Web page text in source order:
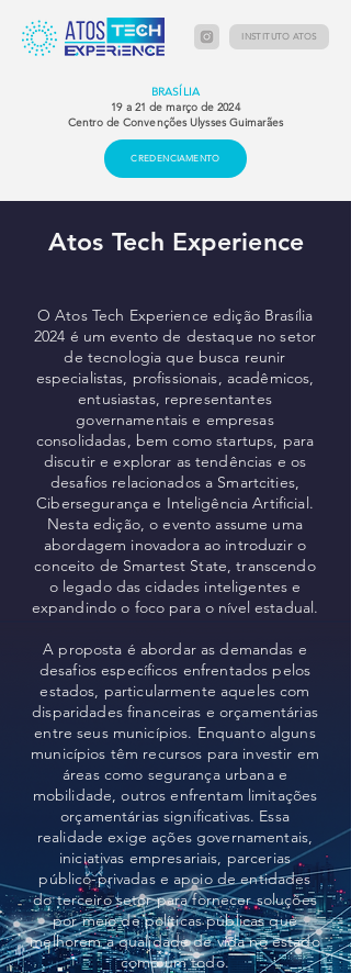
INSTITUTO ATOS
BRASÍLIA
19 a 21 de março de 2024
Centro de Convenções Ulysses Guimarães
CREDENCIAMENTO
Atos Tech Experience
O Atos Tech Experience edição Brasília
2024 é um evento de destaque no setor
de tecnologia que busca reunir
especialistas, profissionais, acadêmicos,
entusiastas, representantes
governamentais e empresas
consolidadas, bem como startups, para
discutir e explorar as tendências e os
desafios relacionados a Smartcities,
Cibersegurança e Inteligência Artificial.
Nesta edição, o evento assume uma
abordagem inovadora ao introduzir o
conceito de Smartest State, transcendo
o legado das cidades inteligentes e
expandindo o foco para o nível estadual.
A proposta é abordar as demandas e
desafios específicos enfrentados pelos
estados, particularmente aqueles com
disparidades financeiras e orçamentárias
entre seus municípios. Enquanto alguns
municípios têm recursos para investir em
áreas como segurança urbana e
mobilidade, outros enfrentam limitações
orçamentárias significativas. Essa
realidade exige ações governamentais,
iniciativas empresariais, parcerias
público-privadas e apoio de entidades
do terceiro setor para fornecer soluções
por meio de políticas públicas que
melhorem a qualidade de vida no estado
como um todo.